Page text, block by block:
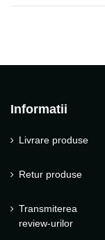
Informatii
Livrare produse
Retur produse
Transmiterea
review-urilor